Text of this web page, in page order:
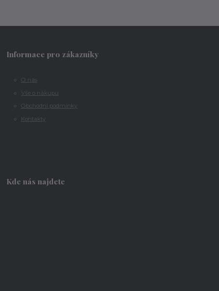
Informace pro zákazníky
O nás
Vše o nákupu
Obchodní podmínky
Kontakty
Kde nás najdete